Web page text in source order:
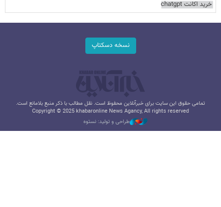
خرید اکانت chatgpt
نسخه دسکتاپ
تمامی حقوق این سایت برای خبرآنلاین محفوظ است. نقل مطالب با ذکر منبع بلامانع است.
Copyright © 2025 khabaronline News Agancy, All rights reserved
طراحی و تولید: نستوه